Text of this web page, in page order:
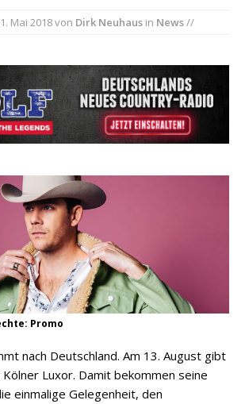
Texas“ gehört zu den größten Hits
neue Single „Late Night
– eine Hymne auf unvergessliche
Music Hot News – 9. August 2026:
Mai 2018von Dirk Neuhaus in News//
Promo
nach Deutschland. Am 13. August gibt
Luxor. Damit bekommen seine
einmalige Gelegenheit, den